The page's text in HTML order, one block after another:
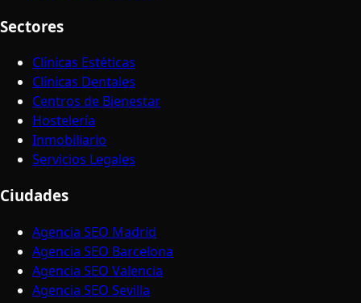
Sectores
Clínicas Estéticas
Clínicas Dentales
Centros de Bienestar
Hostelería
Inmobiliario
Servicios Legales
Ciudades
Agencia SEO Madrid
Agencia SEO Barcelona
Agencia SEO Valencia
Agencia SEO Sevilla